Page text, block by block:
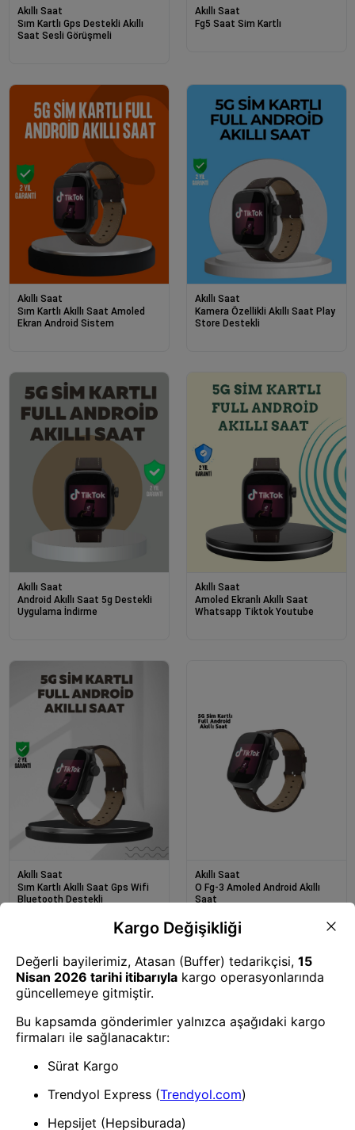
Akıllı Saat
Sım Kartlı Gps Destekli Akıllı
Saat Sesli Görüşmeli
Akıllı Saat
Fg5 Saat Sim Kartlı
Akıllı Saat
Sım Kartlı Akıllı Saat Amoled
Ekran Android Sistem
Akıllı Saat
Kamera Özellikli Akıllı Saat Play
Store Destekli
Akıllı Saat
Android Akıllı Saat 5g Destekli
Uygulama İndirme
Akıllı Saat
Amoled Ekranlı Akıllı Saat
Whatsapp Tiktok Youtube
Akıllı Saat
Sım Kartlı Akıllı Saat Gps Wifi
Bluetooth Destekli
Akıllı Saat
O Fg-3 Amoled Android Akıllı
Saat